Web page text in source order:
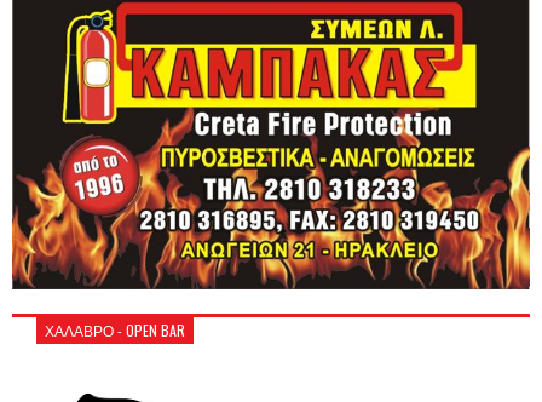
ΧΑΛΑΒΡΟ - OPEN BAR